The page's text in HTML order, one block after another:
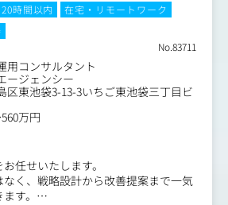
築
た需要予測・在庫戦略の設計と、他
産調整
業推進（将来的なミッション）
ち上げ、育成、およびマネジメント
ジャー）
モールへの展開検討など、事業の立ち
に担う
時間以内
在宅・リモートワーク
No.83711
用コンサルタント
ージェンシー
区東池袋3-13-3いちご東池袋三丁目ビ
万円
任せいたします。
く、戦略設計から改善提案まで一気
す。